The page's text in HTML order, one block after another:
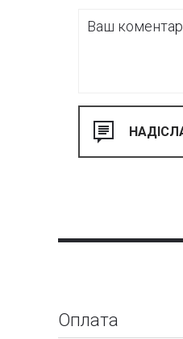
Оплата